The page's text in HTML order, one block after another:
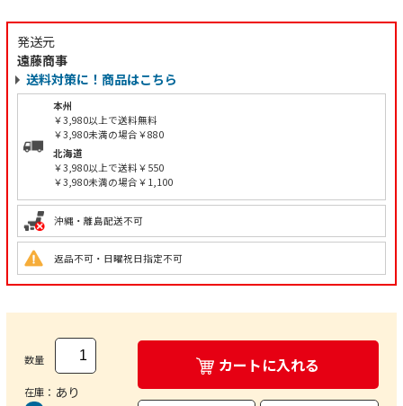
発送元
遠藤商事
送料対策に！商品はこちら
本州
￥3,980以上で送料無料
￥3,980未満の場合￥880
北海道
￥3,980以上で送料￥550
￥3,980未満の場合￥1,100
沖縄・離島配送不可
返品不可・日曜祝日指定不可
数量
在庫： あり
カートに入れる